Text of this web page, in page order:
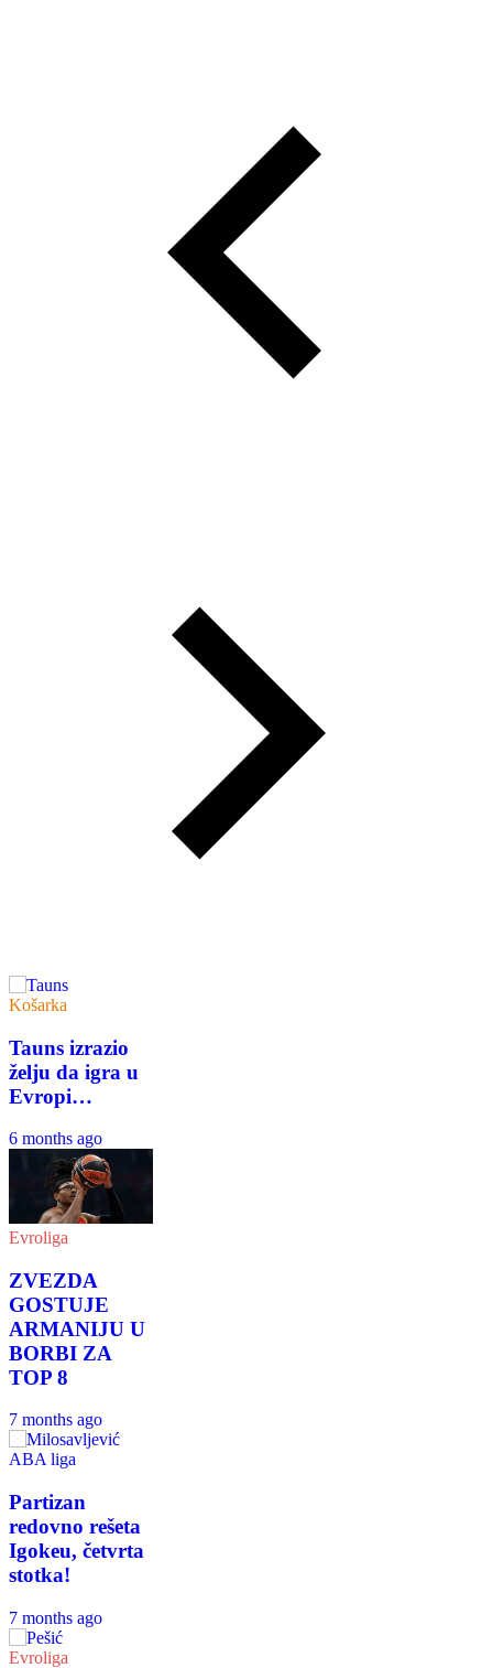
Košarka
Tauns izrazio
želju da igra u
Evropi…
6 months ago
Evroliga
ZVEZDA
GOSTUJE
ARMANIJU U
BORBI ZA
TOP 8
7 months ago
ABA liga
Partizan
redovno rešeta
Igokeu, četvrta
stotka!
7 months ago
Evroliga